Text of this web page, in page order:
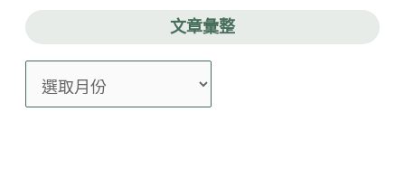
文章彙整
章